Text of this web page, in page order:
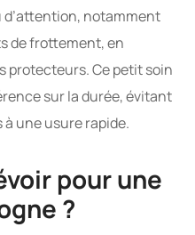
d’attention, notamment
de frottement, en
protecteurs. Ce petit soin
sur la durée, évitant
une usure rapide.
pour une
?